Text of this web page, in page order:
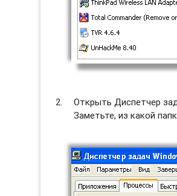
Открыть Диспетчер
Заметьте, из какой